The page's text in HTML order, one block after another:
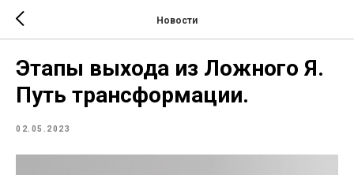
Новости
Этапы выхода из Ложного Я.
Путь трансформации.
02.05.2023